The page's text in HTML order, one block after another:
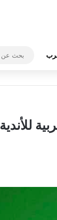
للأندية